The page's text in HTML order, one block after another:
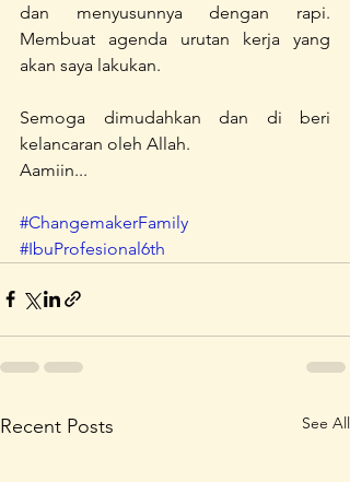
dan menyusunnya dengan rapi.
Membuat agenda urutan kerja yang
akan saya lakukan.
Semoga dimudahkan dan di beri
kelancaran oleh Allah.
Aamiin...
#ChangemakerFamily
#IbuProfesional6th
Recent Posts See All